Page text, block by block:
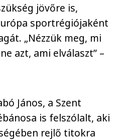
jövőre is,
sportrégiójaként
„Nézzük meg, mi
azt, ami elválaszt” –
János, a Szent
is felszólalt, aki
rejlő titokra